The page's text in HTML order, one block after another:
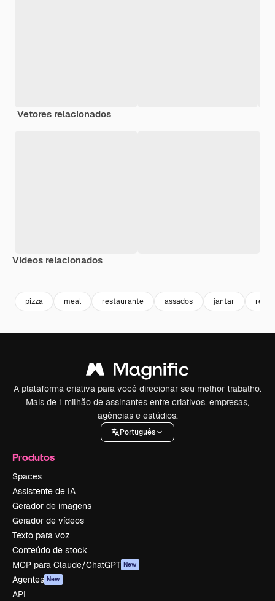
Vetores relacionados
Vídeos relacionados
pizza meal restaurante assados jantar
A plataforma criativa para você direcionar seu melhor trabalho.
Mais de 1 milhão de assinantes entre criativos, empresas,
agências e estúdios.
Português
Produtos
Spaces
Assistente de IA
Gerador de imagens
Gerador de vídeos
Texto para voz
Conteúdo de stock
MCP para Claude/ChatGPT New
Agentes New
API